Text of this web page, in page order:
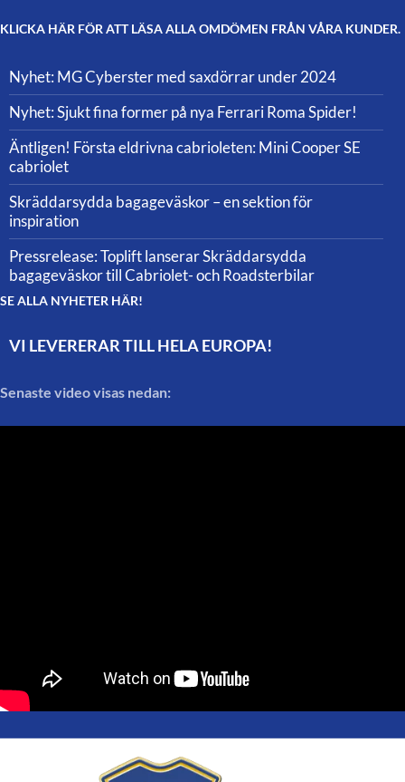
KLICKA HÄR FÖR ATT LÄSA ALLA OMDÖMEN FRÅN VÅRA KUNDER.
Nyhet: MG Cyberster med saxdörrar under 2024
Nyhet: Sjukt fina former på nya Ferrari Roma Spider!
Äntligen! Första eldrivna cabrioleten: Mini Cooper SE
cabriolet
Skräddarsydda bagageväskor – en sektion för
inspiration
Pressrelease: Toplift lanserar Skräddarsydda
bagageväskor till Cabriolet- och Roadsterbilar
SE ALLA NYHETER HÄR!
VI LEVERERAR TILL HELA EUROPA!
Senaste video visas nedan: